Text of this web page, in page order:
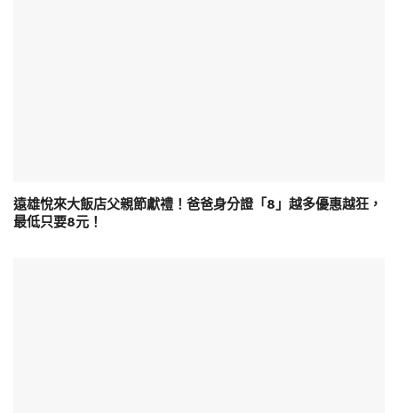
遠雄悅來大飯店父親節獻禮！爸爸身分證「8」越多優惠越狂，
最低只要8元！